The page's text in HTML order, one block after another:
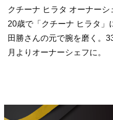
クチーナ ヒラタ オーナーシ
20歳で「クチーナ ヒラタ」
田勝さんの元で腕を磨く。
月よりオーナーシェフに。